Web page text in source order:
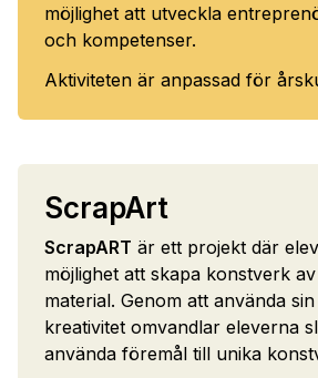
möjlighet att utveckla
och kompetenser.
Aktiviteten är anpassad för
ScrapArt
ScrapART är ett projekt där
möjlighet att skapa konstverk
material. Genom att använda
kreativitet omvandlar eleverna
använda föremål till unika